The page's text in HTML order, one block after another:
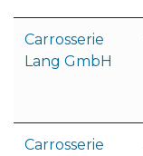
Carrosserie
Lang GmbH
Carrosserie